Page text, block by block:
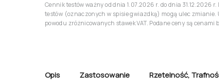
Cennik testów ważny od dnia 1.07.2026 r. do dnia 31.12.2026
testów (oznaczonych w spisie gwiazdką) mogą ulec
powodu zróżnicowanych stawek VAT. Podane ceny są
Opis Zastosowanie Rzetelność,